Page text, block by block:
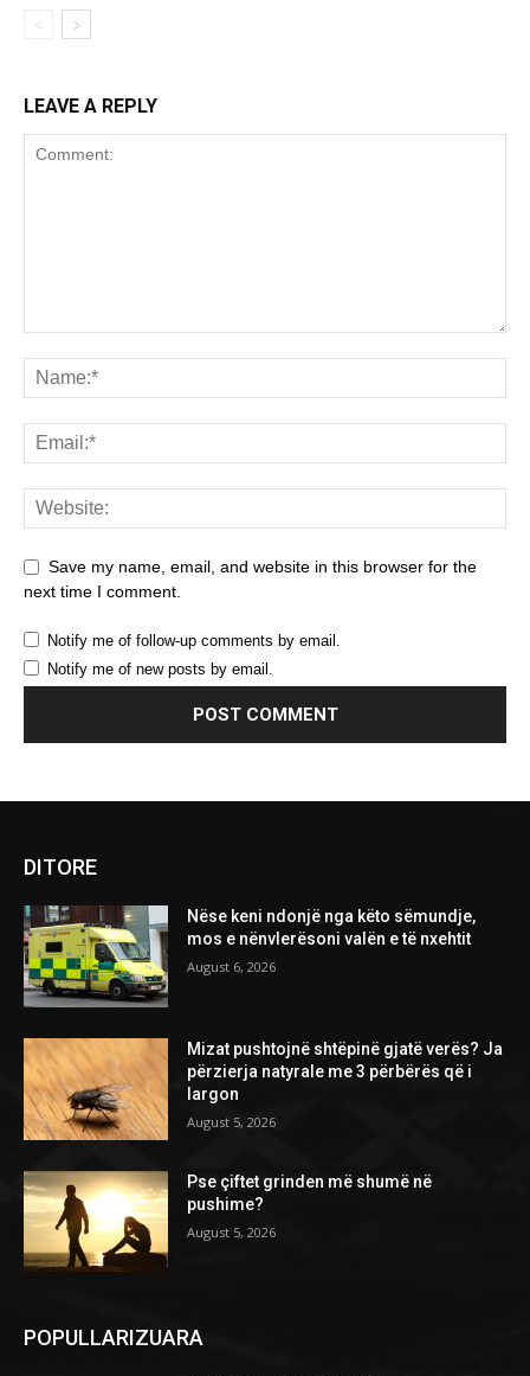
LEAVE A REPLY
Save my name, email, and website in this browser for the
next time I comment.
Notify me of follow-up comments by email.
Notify me of new posts by email.
DITORE
Nëse keni ndonjë nga këto sëmundje,
mos e nënvlerësoni valën e të nxehtit
August 6, 2026
Mizat pushtojnë shtëpinë gjatë verës? Ja
përzierja natyrale me 3 përbërës që i
largon
August 5, 2026
Pse çiftet grinden më shumë në
pushime?
August 5, 2026
POPULLARIZUARA